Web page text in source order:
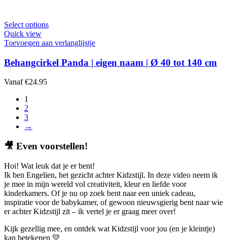
worden
op
de
productpagina
Select optionsDit
heeft
variaties.
Deze
Quick view
Toevoegen aan verlanglijstje
Behangcirkel Panda | eigen naam | Ø 40 tot 140 cm
Vanaf €24.95
1
2
3
→
🎥 Even voorstellen!
Hoi! Wat leuk dat je er bent!
Ik ben Engelien, het gezicht achter Kidzstijl. In deze video neem ik
je mee in mijn wereld vol creativiteit, kleur en liefde voor
kinderkamers. Of je nu op zoek bent naar een uniek cadeau,
inspiratie voor de babykamer, of gewoon nieuwsgierig bent naar wie
er achter Kidzstijl zit – ik vertel je er graag meer over!
Kijk gezellig mee, en ontdek wat Kidzstijl voor jou (en je kleintje)
kan betekenen 💛